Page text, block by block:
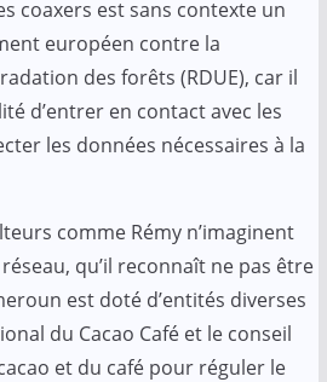
coaxers est sans contexte un
européen contre la
des forêts (RDUE), car il
d’entrer en contact avec les
les données nécessaires à la
comme Rémy n’imaginent
qu’il reconnaît ne pas être
est doté d’entités diverses
du Cacao Café et le conseil
et du café pour réguler le